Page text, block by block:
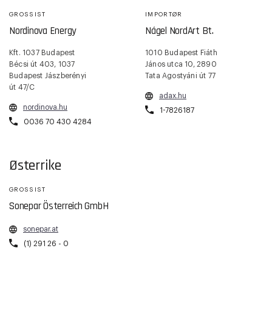
GROSSIST
Nordinova Energy
Kft. 1037 Budapest
Bécsi út 403, 1037
Budapest Jászberényi
út 47/C
nordinova.hu
0036 70 430 4284
IMPORTØR
Nágel NordArt Bt.
1010 Budapest Fiáth
János utca 10, 2890
Tata Agostyáni út 77
adax.hu
1-7826187
Østerrike
GROSSIST
Sonepar Österreich GmbH
sonepar.at
(1) 291 26 - 0